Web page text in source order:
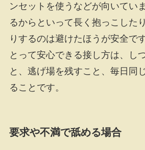
ンセットを使うなどが向いてい
るからといって長く抱っこした
りするのは避けたほうが安全で
とって安心できる接し方は、し
と、逃げ場を残すこと、毎日同
ることです。
要求や不満で舐める場合